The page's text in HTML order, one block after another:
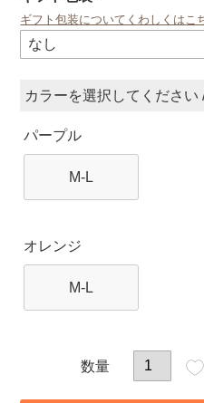
(必
ギフト包装についてくわしくは
カラー
パープル
M-L
オレンジ
M-L